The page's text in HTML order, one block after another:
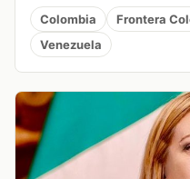
Colombia Frontera
Venezuela